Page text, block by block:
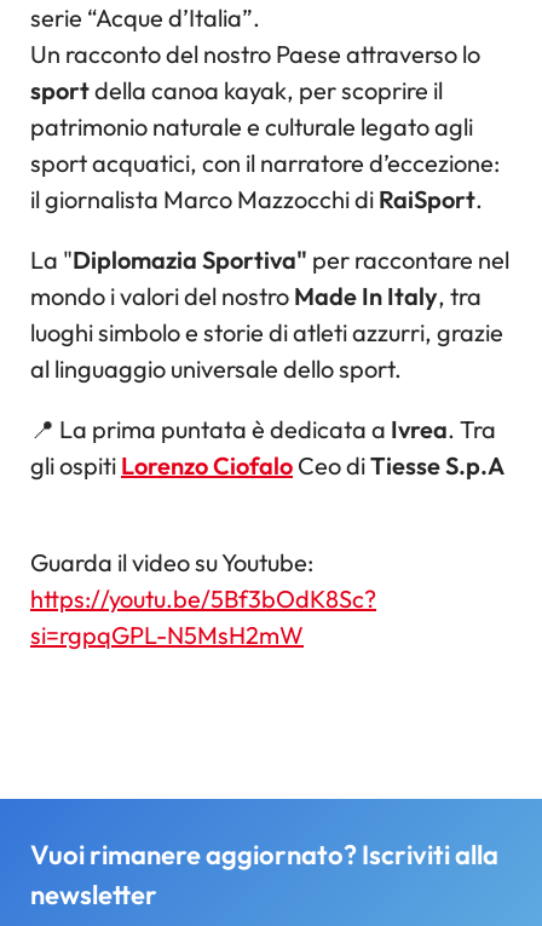
serie “Acque d’Italia”.
Un racconto del nostro Paese attraverso lo
sportdella canoa kayak, per scoprire il
patrimonio naturale e culturale legato agli
sport acquatici, con il narratore d’eccezione:
il giornalista Marco Mazzocchi di RaiSport.
La "Diplomazia Sportiva" per raccontare nel
mondo i valori del nostro Made In Italy, tra
luoghi simbolo e storie di atleti azzurri, grazie
al linguaggio universale dello sport.
📍 La prima puntata è dedicata a Ivrea. Tra
gli ospiti Lorenzo Ciofalo Ceo diTiesse S.p.A
Guarda il video su Youtube:
https://youtu.be/5Bf3bOdK8Sc?
si=rgpqGPL-N5MsH2mW
Vuoi rimanere aggiornato? Iscriviti alla
newsletter